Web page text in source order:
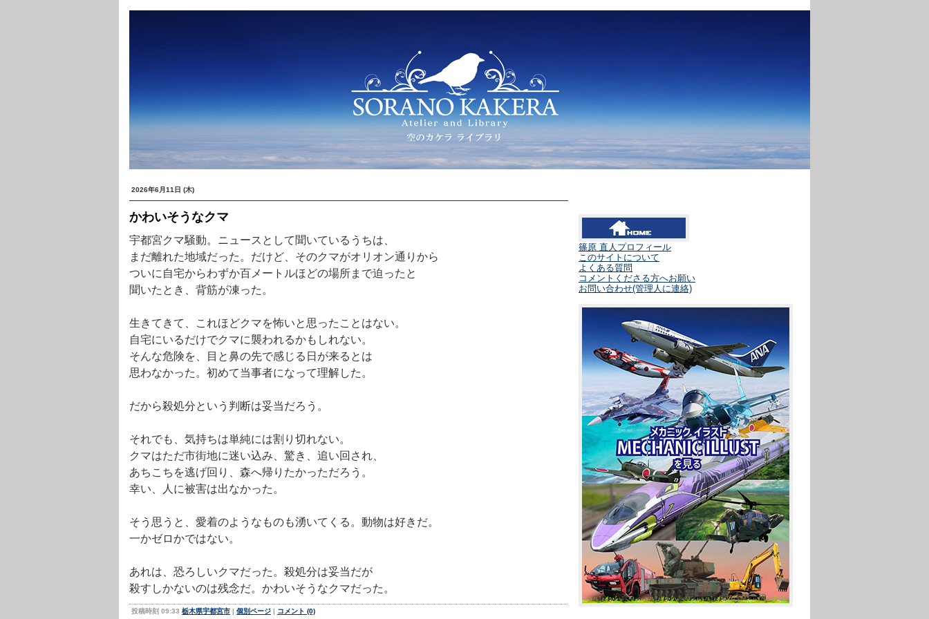
2026年6月11日 (木)
かわいそうなクマ
宇都宮クマ騒動。ニュースとして聞いているうちは、
まだ離れた地域だった。だけど、そのクマがオリオン通りから
ついに自宅からわずか百メートルほどの場所まで迫ったと
聞いたとき、背筋が凍った。
生きてきて、これほどクマを怖いと思ったことはない。
自宅にいるだけでクマに襲われるかもしれない。
そんな危険を、目と鼻の先で感じる日が来るとは
思わなかった。初めて当事者になって理解した。
だから殺処分という判断は妥当だろう。
それでも、気持ちは単純には割り切れない。
クマはただ市街地に迷い込み、驚き、追い回され、
あちこちを逃げ回り、森へ帰りたかっただろう。
幸い、人に被害は出なかった。
そう思うと、愛着のようなものも湧いてくる。動物は好きだ。
一かゼロかではない。
あれは、恐ろしいクマだった。殺処分は妥当だが
殺すしかないのは残念だ。かわいそうなクマだった。
投稿時刻 09:33 栃木県宇都宮市 | 個別ページ | コメント (0)
篠原 直人プロフィール
このサイトについて
よくある質問
コメントくださる方へお願い
お問い合わせ(管理人に連絡)